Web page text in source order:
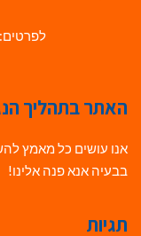
לפרטים: Avihai.ZoomAt@gmail.com
האתר בתהליך
אנו עושים כל מאמץ
בבעיה אנא פנה אלינו!
תגיות